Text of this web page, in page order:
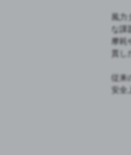
風力
な課
摩耗
貫
従来
安全